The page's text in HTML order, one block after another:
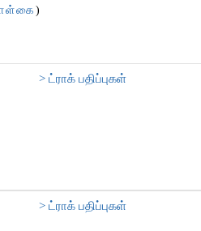
)
> ட்ராக் பதிப்புகள்
> ட்ராக் பதிப்புகள்